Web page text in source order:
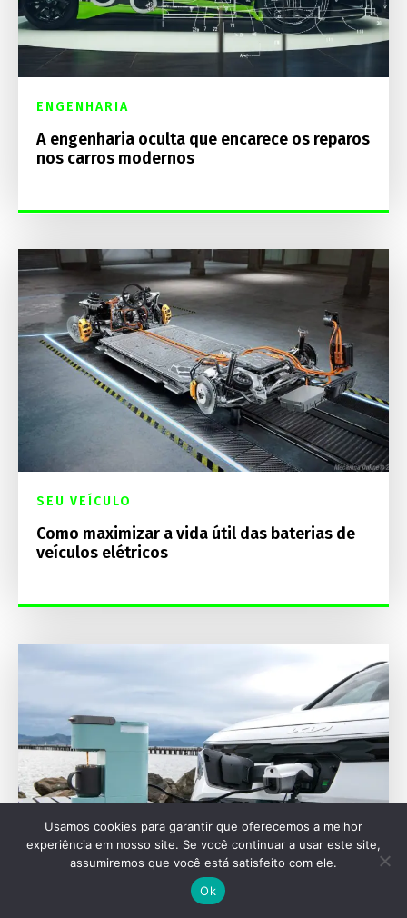
ENGENHARIA
A engenharia oculta que encarece os reparos
nos carros modernos
SEU VEÍCULO
Como maximizar a vida útil das baterias de
veículos elétricos
Usamos cookies para garantir que oferecemos a melhor
experiência em nosso site. Se você continuar a usar este site,
assumiremos que você está satisfeito com ele.
Ok